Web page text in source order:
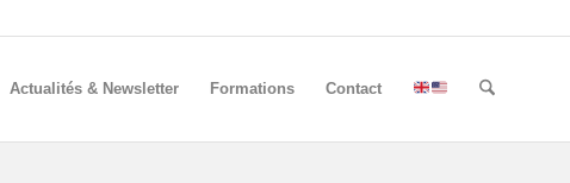
Actualités & Newsletter Formations Contact